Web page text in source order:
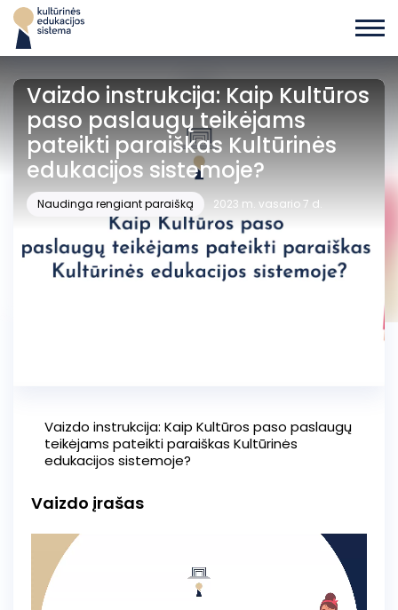
Vaizdo instrukcija: Kaip Kultūros
paso paslaugų teikėjams
pateikti paraiškas Kultūrinės
edukacijos sistemoje?
Naudinga rengiant paraišką 2023 m. vasario 7 d.
Vaizdo instrukcija: Kaip Kultūros paso paslaugų
teikėjams pateikti paraiškas Kultūrinės
edukacijos sistemoje?
Vaizdo įrašas